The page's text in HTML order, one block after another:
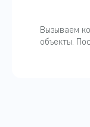
Вызываем
объекты.
после